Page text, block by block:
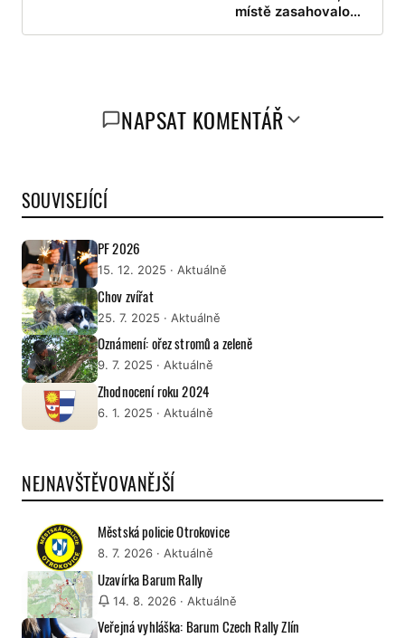
místě zasahovalo…
NAPSAT KOMENTÁŘ
SOUVISEJÍCÍ
PF 2026
15. 12. 2025 · Aktuálně
Chov zvířat
25. 7. 2025 · Aktuálně
Oznámení: ořez stromů a zeleně
9. 7. 2025 · Aktuálně
Zhodnocení roku 2024
6. 1. 2025 · Aktuálně
NEJNAVŠTĚVOVANĚJŠÍ
Městská policie Otrokovice
8. 7. 2026 · Aktuálně
Uzavírka Barum Rally
14. 8. 2026 · Aktuálně
Veřejná vyhláška: Barum Czech Rally Zlín